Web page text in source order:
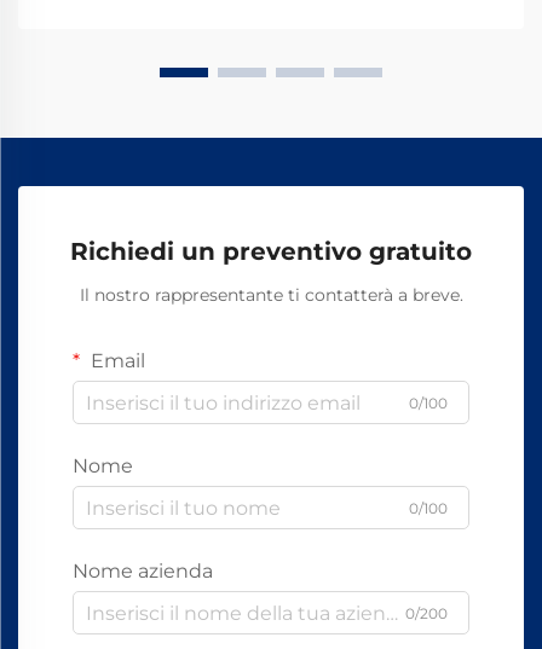
Richiedi un preventivo gratuito
Il nostro rappresentante ti contatterà a breve.
Email
0/100
Nome
0/100
Nome azienda
0/200